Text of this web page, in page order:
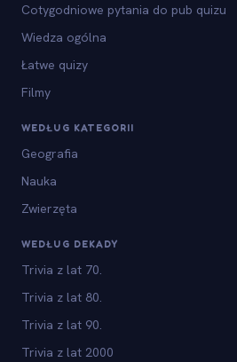
Cotygodniowe pytania do pub quizu
Wiedza ogólna
Łatwe quizy
Filmy
WEDŁUG KATEGORII
Geografia
Nauka
Zwierzęta
WEDŁUG DEKADY
Trivia z lat 70.
Trivia z lat 80.
Trivia z lat 90.
Trivia z lat 2000